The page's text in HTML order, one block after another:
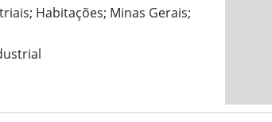
Habitações; Minas Gerais;